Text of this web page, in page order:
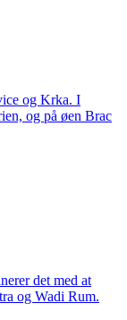
og Krka. I
og på øen Brac
det med at
og Wadi Rum.